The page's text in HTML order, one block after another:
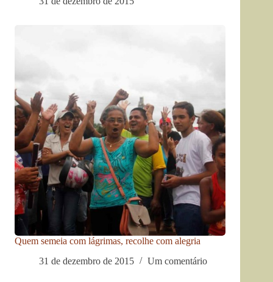
Quem semeia com lágrimas, recolhe com alegria
31 de dezembro de 2015
Um comentário